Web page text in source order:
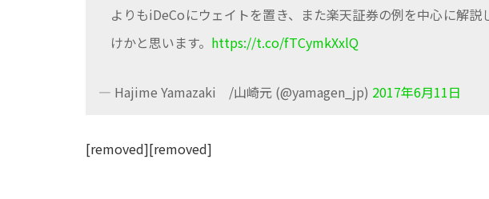
よりもiDeCoにウェイトを置き、また楽天証券の例を中心に解説
けかと思います。 https://t.co/fTCymkXxlQ
— Hajime Yamazaki /山崎元 (@yamagen_jp) 2017年6月11日
[removed][removed]